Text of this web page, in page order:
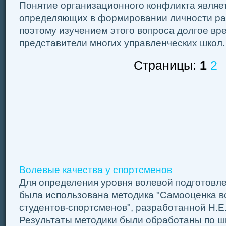
Понятие организационного конфликта
определяющих в формировании личности
поэтому изучением этого вопроса долгое
представители многих управленческих школ.
Страницы: 1 2
Волевые качества у спортсменов
Для определения уровня волевой
была использована методика "Самооценка
студентов-спортсменов", разработанной
Результаты методики были обработаны по